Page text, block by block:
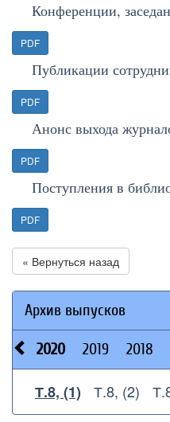
Конференции,
PDF
Публикации
PDF
Анонс выхода
PDF
Поступления в
PDF
« Вернуться назад
Архив выпусков
2020 2019 2018
Т.8, (1) Т.8, (2)